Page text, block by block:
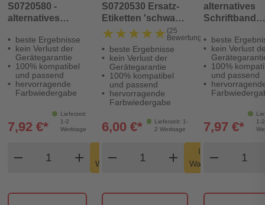
S0720580 -
alternatives
schwarz auf gelb
12 mm
beste Ergebnisse
kein Verlust der
Gerätegarantie
100% kompatibel
und passend
hervorragende
Farbwiedergabe
Lieferzeit:
1-2
Werktage
7,92 €*
remove add
Warenkorb
shopping_cart
S0720530 Ersatz-
Etiketten 'schwarz
auf weiß' 12 mm x
7m
★★★★★
★★★★★ (25
Bewertungen)
beste Ergebnisse
kein Verlust der
Gerätegarantie
100% kompatibel
und passend
hervorragende
Farbwiedergabe
Lieferzeit: 1-
2 Werktage
6,00 €*
remove
Produkt Warenkorb
add
In den
Warenkorb
shopping_cart
alternatives
Schriftband
9mm x 7m -
Digital
Revolution
beste
kein Verlust
100%
und passend
1-2
7,97 €*
remove